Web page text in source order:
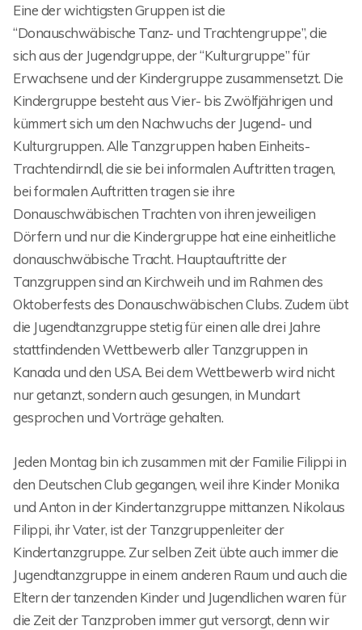
Eine der wichtigsten Gruppen ist die
“Donauschwäbische Tanz- und Trachtengruppe”, die
sich aus der Jugendgruppe, der “Kulturgruppe” für
Erwachsene und der Kindergruppe zusammensetzt. Die
Kindergruppe besteht aus Vier- bis Zwölfjährigen und
kümmert sich um den Nachwuchs der Jugend- und
Kulturgruppen. Alle Tanzgruppen haben Einheits-
Trachtendirndl, die sie bei informalen Auftritten tragen,
bei formalen Auftritten tragen sie ihre
Donauschwäbischen Trachten von ihren jeweiligen
Dörfern und nur die Kindergruppe hat eine einheitliche
donauschwäbische Tracht. Hauptauftritte der
Tanzgruppen sind an Kirchweih und im Rahmen des
Oktoberfests des Donauschwäbischen Clubs. Zudem übt
die Jugendtanzgruppe stetig für einen alle drei Jahre
stattfindenden Wettbewerb aller Tanzgruppen in
Kanada und den USA. Bei dem Wettbewerb wird nicht
nur getanzt, sondern auch gesungen, in Mundart
gesprochen und Vorträge gehalten.
Jeden Montag bin ich zusammen mit der Familie Filippi in
den Deutschen Club gegangen, weil ihre Kinder Monika
und Anton in der Kindertanzgruppe mittanzen. Nikolaus
Filippi, ihr Vater, ist der Tanzgruppenleiter der
Kindertanzgruppe. Zur selben Zeit übte auch immer die
Jugendtanzgruppe in einem anderen Raum und auch die
Eltern der tanzenden Kinder und Jugendlichen waren für
die Zeit der Tanzproben immer gut versorgt, denn wir